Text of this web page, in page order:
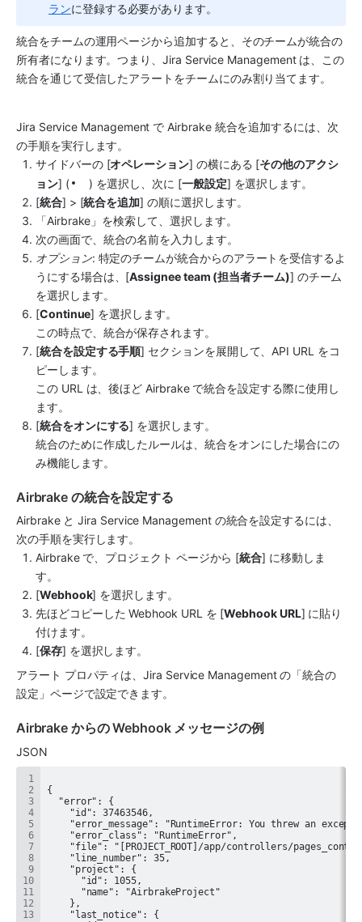
ランに登録する必要があります。
統合をチームの運用ページから追加すると、そのチームが統合の
所有者になります。つまり、Jira Service Management は、この
統合を通じて受信したアラートをチームにのみ割り当てます。
Jira Service Management で Airbrake 統合を追加するには、次
の手順を実行します。
サイドバーの [オペレーション] の横にある [その他のアクシ
ョン] ( ) を選択し、次に [一般設定] を選択します。
[統合] > [統合を追加] の順に選択します。
「Airbrake 」を検索して、選択します。
次の画面で、統合の名前を入力します。
オプション: 特定のチームが統合からのアラートを受信するよ
うにする場合は、[Assignee team (担当者チーム)] のチーム
を選択します。
[Continue] を選択します。
この時点で、統合が保存されます。
[統合を設定する手順] セクションを展開して、API URL をコ
ピーします。
この URL は、後ほど Airbrake で統合を設定する際に使用し
ます。
[統合をオンにする] を選択します。
統合のために作成したルールは、統合をオンにした場合にの
み機能します。
Airbrake の統合を設定する
Airbrake と Jira Service Management の統合を設定するには、
次の手順を実行します。
Airbrake で、プロジェクト ページから [統合] に移動しま
す。
[Webhook] を選択します。
先ほどコピーした Webhook URL を [Webhook URL] に貼り
付けます。
[保存] を選択します。
アラート プロパティは、Jira Service Management の「統合の
設定」ページで設定できます。
Airbrake からの Webhook メッセージの例
JSON